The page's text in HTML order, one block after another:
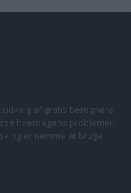
af gratis beregnere
hverdagens problemer.
og er nemme at bruge.